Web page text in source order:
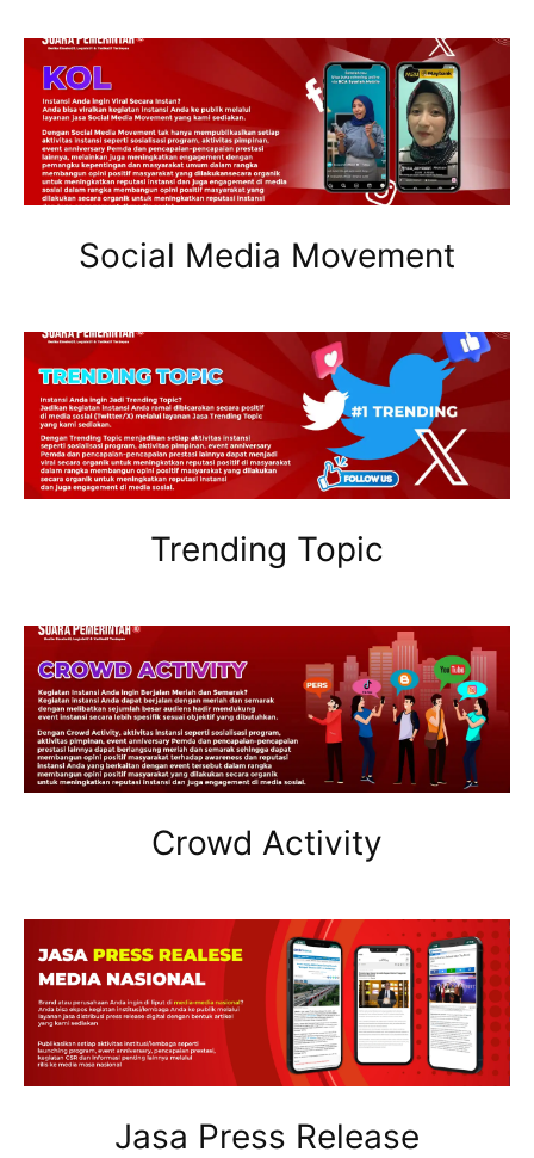
Social Media Movement
Trending Topic
Crowd Activity
Jasa Press Release